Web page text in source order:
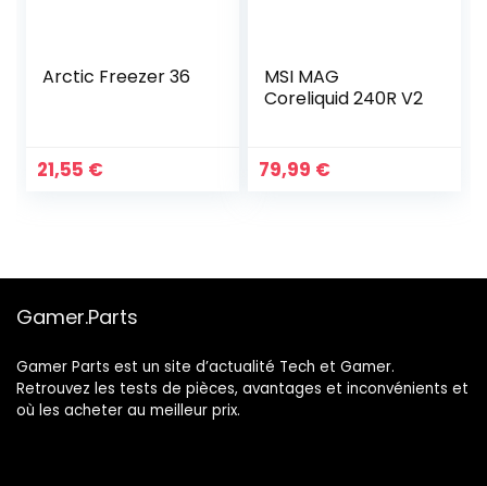
Arctic Freezer 36
21,55 €
MSI MAG
Coreliquid 240R V2
79,99 €
Gamer.Parts
Gamer Parts est un site d’actualité Tech et Gamer.
Retrouvez les tests de pièces, avantages et inconvénients et
où les acheter au meilleur prix.